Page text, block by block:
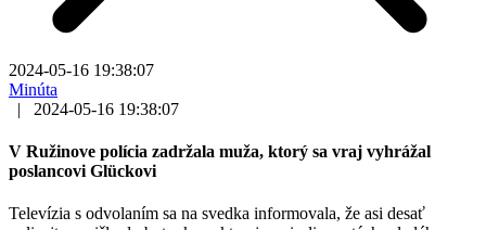
2024-05-16 19:38:07
Minúta
|
2024-05-16 19:38:07
V Ružinove polícia zadržala muža, ktorý sa vraj vyhrážal
poslancovi Glückovi
Televízia s odvolaním sa na svedka informovala, že asi desať